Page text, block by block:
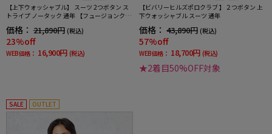
【上下ウォッシャブル】 スーツ 2つボタン ス
トライプ ノータック 通年 【フュージョンクラ
ブ】
価格： 21,890円 (税込)
23%off
WEB価格： 16,900円 (税込)
【ビバリーヒルズポロクラブ 】２つボタン 上
下ウォッシャブル スーツ 通年
価格： 43,890円 (税込)
57%off
WEB価格： 18,700円 (税込)
★2着目50%OFF対象
SALE OUTLET